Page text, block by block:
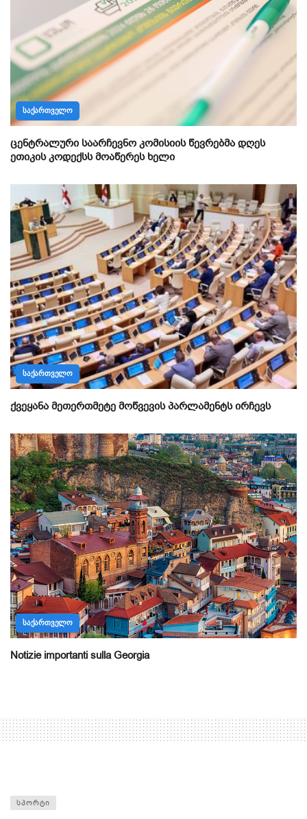
ᲡᲐᲥᲐᲠᲗᲕᲔᲚᲝ
ცენტრალური საარჩევნო კომისიის წევრებმა დღეს
ეთიკის კოდექსს მოაწერეს ხელი
ᲡᲐᲥᲐᲠᲗᲕᲔᲚᲝ
ქვეყანა მეთერთმეტე მოწვევის პარლამენტს ირჩევს
ᲡᲐᲥᲐᲠᲗᲕᲔᲚᲝ
Notizie importanti sulla Georgia
ᲡᲞᲝᲠᲢᲘ